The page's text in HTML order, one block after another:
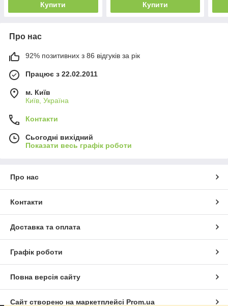
Купити Купити
Про нас
92% позитивних з 86 відгуків за рік
Працює з 22.02.2011
м. Київ
Київ, Україна
Контакти
Сьогодні вихідний
Показати весь графік роботи
Про нас
Контакти
Доставка та оплата
Графік роботи
Повна версія сайту
Сайт створено на маркетплейсі Prom.ua